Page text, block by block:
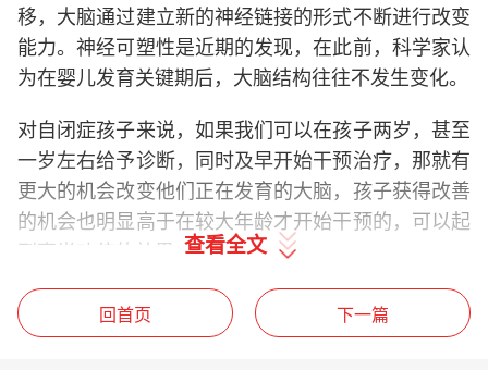
移，大脑通过建立新的神经链接的形式不断进行改变
能力。神经可塑性是近期的发现，在此前，科学家认
为在婴儿发育关键期后，大脑结构往往不发生变化。
对自闭症孩子来说，如果我们可以在孩子两岁，甚至
一岁左右给予诊断，同时及早开始干预治疗，那就有
更大的机会改变他们正在发育的大脑，孩子获得改善
的机会也明显高于在较大年龄才开始干预的，可以起
到事半功倍的效果。
孩子性格和习惯形成的关键时期
查看全文
回首页 下一篇